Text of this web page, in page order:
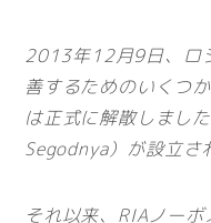
2013年12月9日、ロ
善するためのいくつ
は正式に解散しまし
Segodnya）が設立さ
それ以来、RIAノー